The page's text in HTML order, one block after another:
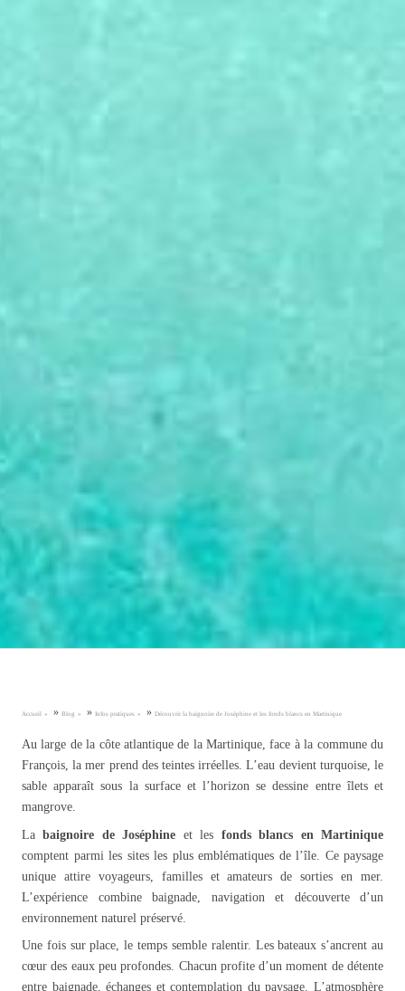
Accueil » Blog » Infos pratiques » Découvrir la baignoire de Joséphine et les fonds blancs en Martinique
Au large de la côte atlantique de la Martinique, face à la commune du
François, la mer prend des teintes irréelles. L’eau devient turquoise, le
sable apparaît sous la surface et l’horizon se dessine entre îlets et
mangrove.
Labaignoire de Joséphine et les fonds blancs en Martinique
comptent parmi les sites les plus emblématiques de l’île. Ce paysage
unique attire voyageurs, familles et amateurs de sorties en mer.
L’expérience combine baignade, navigation et découverte d’un
environnement naturel préservé.
Une fois sur place, le temps semble ralentir. Les bateaux s’ancrent au
cœur des eaux peu profondes. Chacun profite d’un moment de détente
entre baignade, échanges et contemplation du paysage. L’atmosphère